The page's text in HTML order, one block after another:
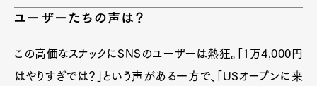
ユーザーたちの声は？
この高価なスナックにSNSのユーザーは熱狂。「1万4,000円
はやりすぎでは？」という声がある一方で、「USオープンに来